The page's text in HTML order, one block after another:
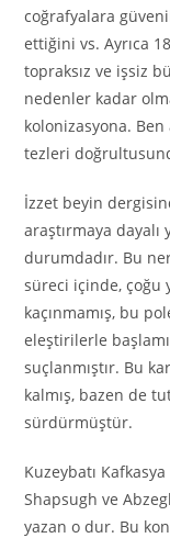
coğrafyalara
ettiğini vs. Ayrıca
topraksız ve işsiz
nedenler kadar
kolonizasyona. Ben
tezleri
İzzet beyin
araştırmaya dayalı
durumdadır. Bu
süreci içinde, çoğu
kaçınmamış, bu
eleştirilerle
suçlanmıştır. Bu
kalmış, bazen de
sürdürmüştür.
Kuzeybatı
Shapsugh ve
yazan o dur. Bu